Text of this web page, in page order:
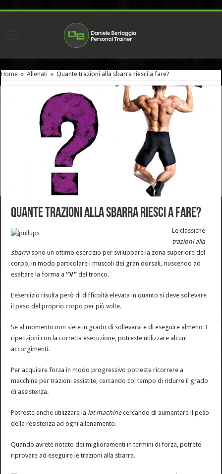
Home » Allenati » Quante trazioni alla sbarra riesci a fare?
Quante trazioni alla sbarra riesci a fare?
Le classiche
trazioni alla
sbarrasono un ottimo esercizio per sviluppare la zona superiore del
corpo, in modo particolare i muscoli dei gran dorsali, riuscendo ad
esaltare la forma a“V” del tronco.
L’esercizio risulta però di difficoltà elevata in quanto si deve sollevare
il peso del proprio corpo per più volte.
Se al momento non siete in grado di sollevarvi e di eseguire almeno 3
ripetizioni con la corretta esecuzione, potreste utilizzare alcuni
accorgimenti.
Per acquisire forza in modo progressivo potreste ricorrere a
macchine per trazioni assistite, cercando col tempo di ridurre il grado
di assistenza.
Potreste anche utilizzare la lat machinecercando di aumentare il peso
della resistenza ad ogni allenamento.
Quando avrete notato dei miglioramenti in termini di forza, potrete
riprovare ad eseguire le trazioni alla sbarra.